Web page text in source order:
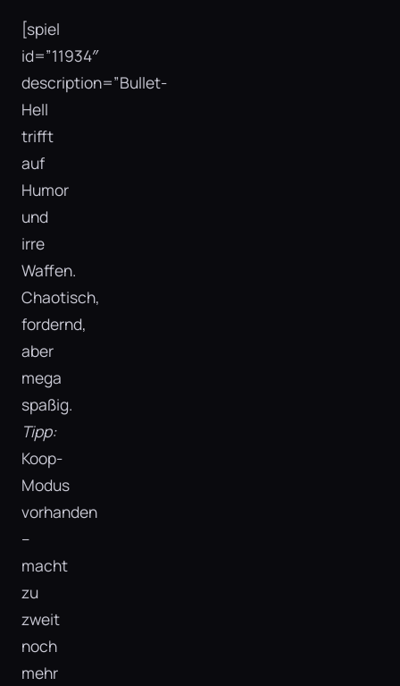
[spiel
id=”11934″
description=”Bullet-
Hell
trifft
auf
Humor
und
irre
Waffen.
Chaotisch,
fordernd,
aber
mega
spaßig.
Tipp:
Koop-
Modus
vorhanden
–
macht
zu
zweit
noch
mehr